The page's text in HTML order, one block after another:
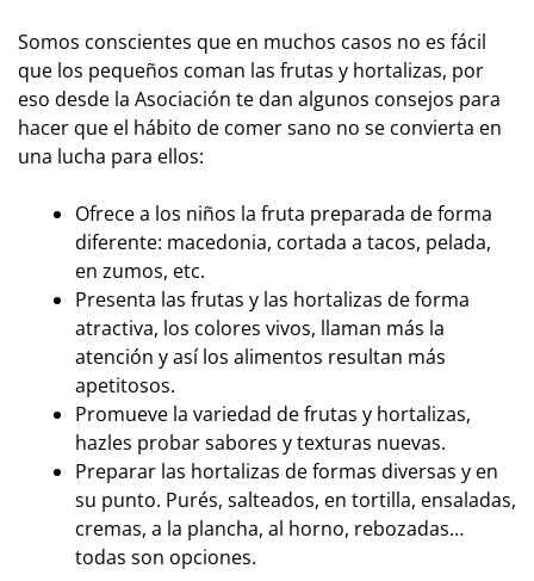
Somos conscientes que en muchos casos no es fácil
que los pequeños coman las frutas y hortalizas, por
eso desde la Asociación te dan algunos consejos para
hacer que el hábito de comer sano no se convierta en
una lucha para ellos:
Ofrece a los niños la fruta preparada de forma
diferente: macedonia, cortada a tacos, pelada,
en zumos, etc.
Presenta las frutas y las hortalizas de forma
atractiva, los colores vivos, llaman más la
atención y así los alimentos resultan más
apetitosos.
Promueve la variedad de frutas y hortalizas,
hazles probar sabores y texturas nuevas.
Preparar las hortalizas de formas diversas y en
su punto. Purés, salteados, en tortilla, ensaladas,
cremas, a la plancha, al horno, rebozadas…
todas son opciones.